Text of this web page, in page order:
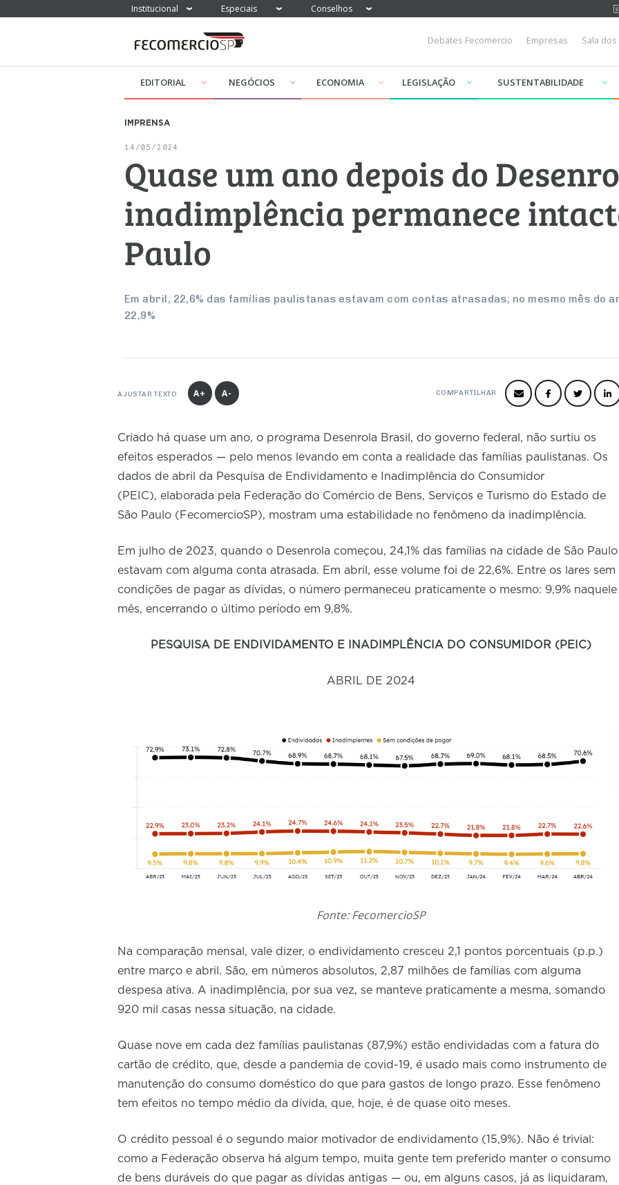
Institucional Especiais Conselhos
Debates Fecomercio Empresas Sala
EDITORIAL NEGÓCIOS ECONOMIA LEGISLAÇÃO SUSTENTABILIDADE
IMPRENSA
14/05/2024
Quase um ano depois do
inadimplência permanece
Paulo
Em abril, 22,6% das famílias paulistanas estavam com contas atrasadas; no mesmo mês do
22,9%
AJUSTAR TEXTO A+ A- COMPARTILHAR
Criado há quase um ano, o programa Desenrola Brasil, do governo federal, não surtiu os
efeitos esperados — pelo menos levando em conta a realidade das famílias paulistanas. Os
dados de abril da Pesquisa de Endividamento e Inadimplência do Consumidor
(PEIC), elaborada pela Federação do Comércio de Bens, Serviços e Turismo do Estado de
São Paulo (FecomercioSP), mostram uma estabilidade no fenômeno da inadimplência.
Em julho de 2023, quando o Desenrola começou, 24,1% das famílias na cidade de São Paulo
estavam com alguma conta atrasada. Em abril, esse volume foi de 22,6%. Entre os lares sem
condições de pagar as dívidas, o número permaneceu praticamente o mesmo: 9,9% naquele
mês, encerrando o último período em 9,8%.
PESQUISA DE ENDIVIDAMENTO E INADIMPLÊNCIA DO CONSUMIDOR (PEIC)
ABRIL DE 2024
Fonte:FecomercioSP
Na comparação mensal, vale dizer, o endividamento cresceu 2,1 pontos porcentuais (p.p.)
entre março e abril. São, em números absolutos, 2,87 milhões de famílias com alguma
despesa ativa. A inadimplência, por sua vez, se manteve praticamente a mesma, somando
920 mil casas nessa situação, na cidade.
Quase nove em cada dez famílias paulistanas (87,9%) estão endividadas com a fatura do
cartão de crédito, que, desde a pandemia de covid-19, é usado mais como instrumento de
manutenção do consumo doméstico do que para gastos de longo prazo. Esse fenômeno
tem efeitos no tempo médio da dívida, que, hoje, é de quase oito meses.
O crédito pessoal é o segundo maior motivador de endividamento (15,9%). Não é trivial:
como a Federação observa há algum tempo, muita gente tem preferido manter o consumo
de bens duráveis do que pagar as dívidas antigas — ou, em alguns casos, já as liquidaram,